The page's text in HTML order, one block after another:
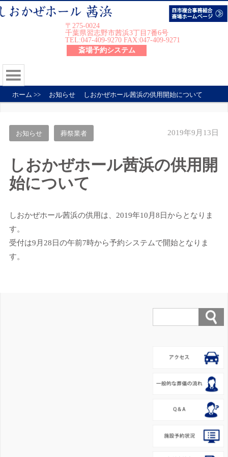
〒275-0024
千葉県習志野市茜浜3丁目7番6号
TEL:047-409-9270 FAX:047-409-9271
斎場予約システム
ホーム >> お知らせ しおかぜホール茜浜の供用開始について
お知らせ 葬祭業者 2019年9月13日
しおかぜホール茜浜の供用開
始について
しおかぜホール茜浜の供用は、2019年10月8日からとなりま
す。
受付は9月28日の午前7時から予約システムで開始となりま
す。